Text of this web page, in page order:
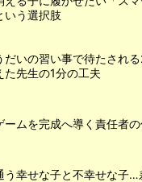
いう選択肢
だいの習い事で待たされ
た先生の1分の工夫
ームを完成へ導く責任者
う幸せな子と不幸せな子…